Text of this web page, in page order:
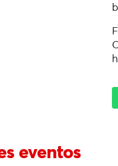
eventos